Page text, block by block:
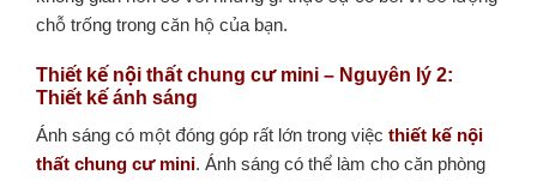
chỗ trống trong căn hộ của bạn.
Thiết kế nội thất chung cư mini – Nguyên lý 2:
Thiết kế ánh sáng
Ánh sáng có một đóng góp rất lớn trong việc thiết kế nội
thất chung cư mini. Ánh sáng có thể làm cho căn phòng